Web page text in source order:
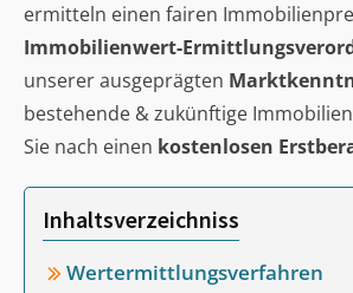
ermitteln einen fairen
Immobilienwert-
unserer ausgeprägten
bestehende & zukünftige
Sie nach einen kostenlosen
Inhaltsverzeichniss
Wertermittlungsverfahren